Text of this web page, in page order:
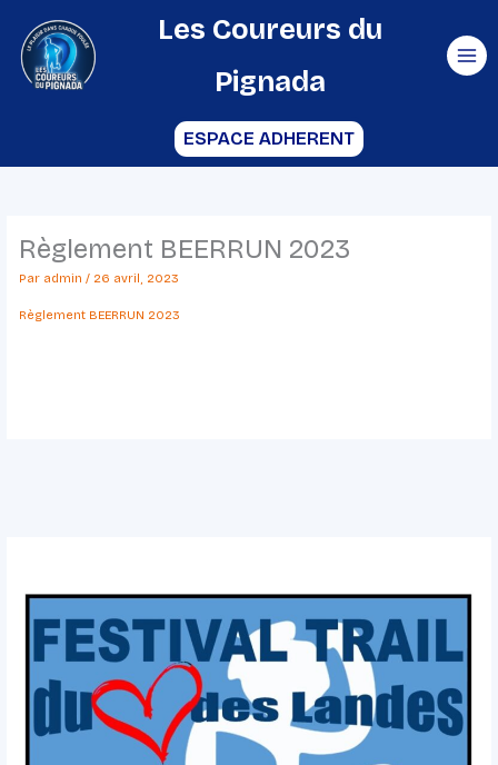
contenu
Les Coureurs du
Pignada
ESPACE ADHERENT
Règlement BEERRUN 2023
Par admin / 26 avril, 2023
Règlement BEERRUN 2023